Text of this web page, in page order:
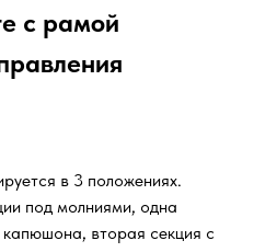
с рамой
в 3 положениях.
под молниями, одна
капюшона, вторая секция с